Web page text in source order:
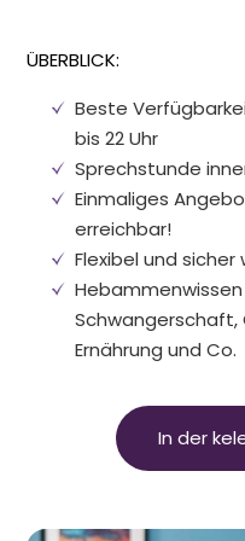
ÜBERBLICK:
Beste
bis 22 Uhr
Sprechstunde
Einmaliges
erreichbar!
Flexibel und
Schwangerschaft,
Ernährung und Co.
In der